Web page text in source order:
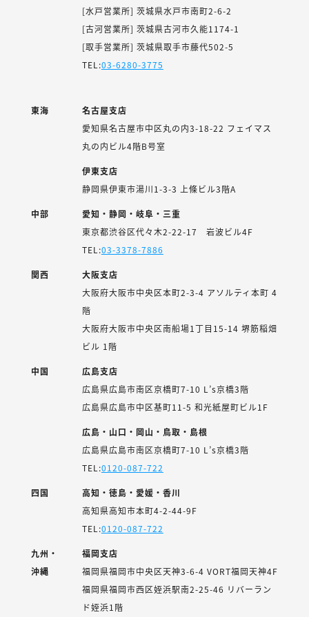
[水戸営業所] 茨城県水戸市南町2-6-2
[古河営業所] 茨城県古河市久能1174-1
[取手営業所] 茨城県取手市藤代502-5
TEL:03-6280-3775
東海
名古屋支店
愛知県名古屋市中区丸の内3-18-22 フェイマス
丸の内ビル4階B号室
伊東支店
静岡県伊東市湯川1-3-3 上條ビル3階A
中部
愛知・静岡・岐阜・三重
東京都渋谷区代々木2-22-17 岩波ビル4F
TEL:03-3378-7886
関西
大阪支店
大阪府大阪市中央区本町2-3-4 アソルティ本町 4
階
大阪府大阪市中央区南船場1丁目15-14 堺筋稲畑
ビル 1階
中国
広島支店
広島県広島市南区京橋町7-10 L’s京橋3階
広島県広島市中区基町11-5 和光紙屋町ビル1F
広島・山口・岡山・鳥取・島根
広島県広島市南区京橋町7-10 L’s京橋3階
TEL:0120-087-722
四国
高知・徳島・愛媛・香川
高知県高知市本町4-2-44-9F
TEL:0120-087-722
九州・
沖縄
福岡支店
福岡県福岡市中央区天神3-6-4 VORT福岡天神4F
福岡県福岡市西区姪浜駅南2-25-46 リバーラン
ド姪浜1階